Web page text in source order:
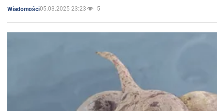
Wiadomości05.03.2025 23:23 5